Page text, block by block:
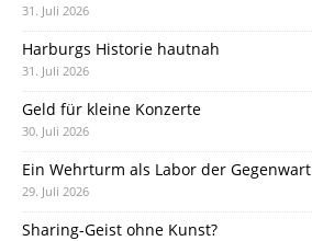
31. Juli 2026
Harburgs Historie hautnah
31. Juli 2026
Geld für kleine Konzerte
30. Juli 2026
Ein Wehrturm als Labor der Gegenwart
29. Juli 2026
Sharing-Geist ohne Kunst?